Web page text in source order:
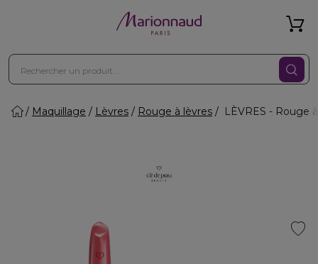
Maquillage Lèvres Rouge à lèvres LÈVRES - Rouge